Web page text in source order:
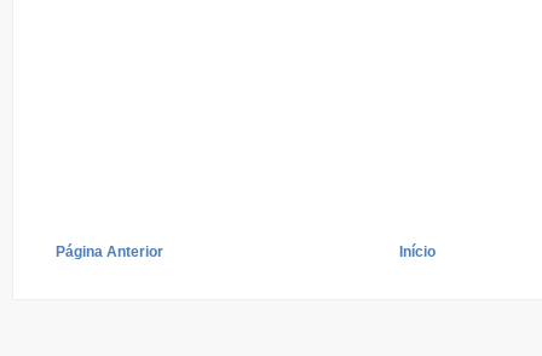
Página Anterior Início